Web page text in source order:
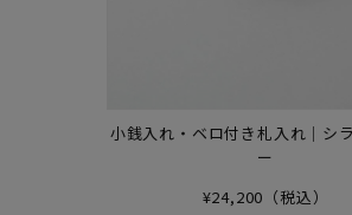
小銭入れ・ベロ付き札入れ｜シ
ー
¥24,200（税込）